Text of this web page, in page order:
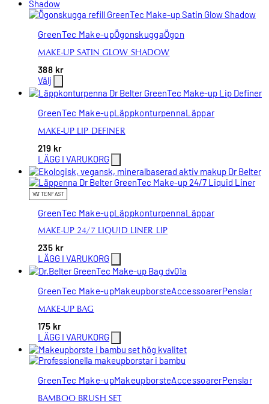
GreenTec Make-upÖgonskuggaÖgon
MAKE-UP SATIN GLOW SHADOW
388 kr
Välj
GreenTec Make-upLäppkonturpennaLäppar
MAKE-UP LIP DEFINER
219 kr
LÄGG I VARUKORG
VATTENFAST
GreenTec Make-upLäppkonturpennaLäppar
MAKE-UP 24/7 LIQUID LINER LIP
235 kr
LÄGG I VARUKORG
GreenTec Make-upMakeupborsteAccessoarerPenslar
MAKE-UP BAG
175 kr
LÄGG I VARUKORG
GreenTec Make-upMakeupborsteAccessoarerPenslar
BAMBOO BRUSH SET